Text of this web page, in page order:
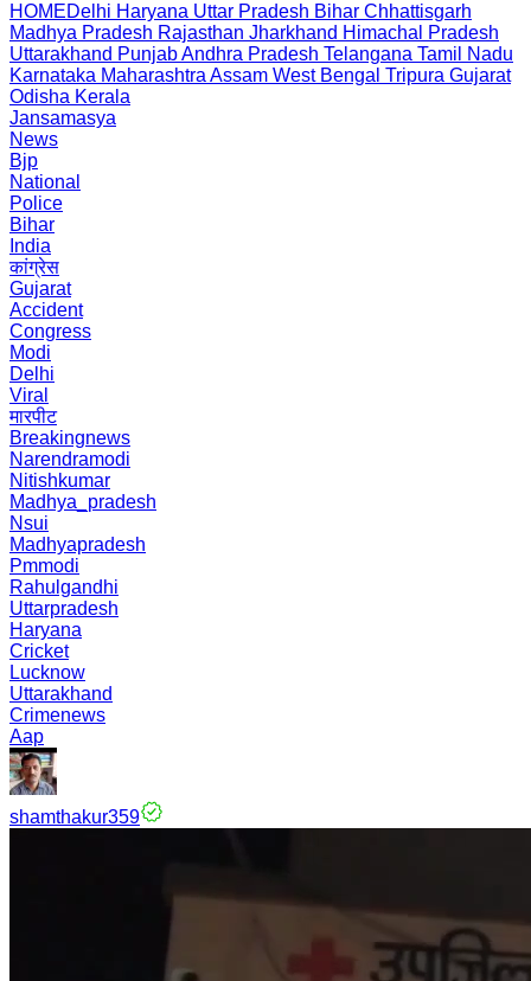
HOMEDelhi Haryana Uttar Pradesh Bihar Chhattisgarh
Madhya Pradesh Rajasthan Jharkhand Himachal Pradesh
Uttarakhand PunjabAndhra Pradesh Telangana Tamil Nadu
Karnataka Maharashtra Assam West Bengal Tripura Gujarat
Odisha Kerala
Jansamasya
News
Bjp
National
Police
Bihar
India
कांग्रेस
Gujarat
Accident
Congress
Modi
Delhi
Viral
मारपीट
Breakingnews
Narendramodi
Nitishkumar
Madhya_pradesh
Nsui
Madhyapradesh
Pmmodi
Rahulgandhi
Uttarpradesh
Haryana
Cricket
Lucknow
Uttarakhand
Crimenews
Aap
shamthakur359